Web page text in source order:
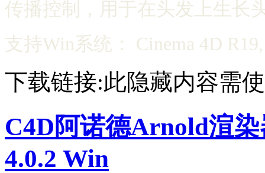
传播控制，用于在头发上生长
支持Win系统： Cinema 4D
下载链接:此隐藏内容需
C4D阿诺德Arnold渲
4.0.2 Win